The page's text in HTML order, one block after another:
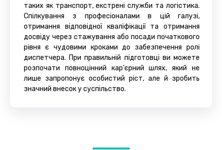
таких як транспорт, екстрені служби та логістика.
Спілкування з професіоналами в цій галузі,
отримання відповідної кваліфікації та отримання
досвіду через стажування або посади початкового
рівня є чудовими кроками до забезпечення ролі
диспетчера. При правильній підготовці ви можете
розпочати повноцінний кар’єрний шлях, який не
лише запропонує особистий ріст, але й зробить
значний внесок у суспільство.